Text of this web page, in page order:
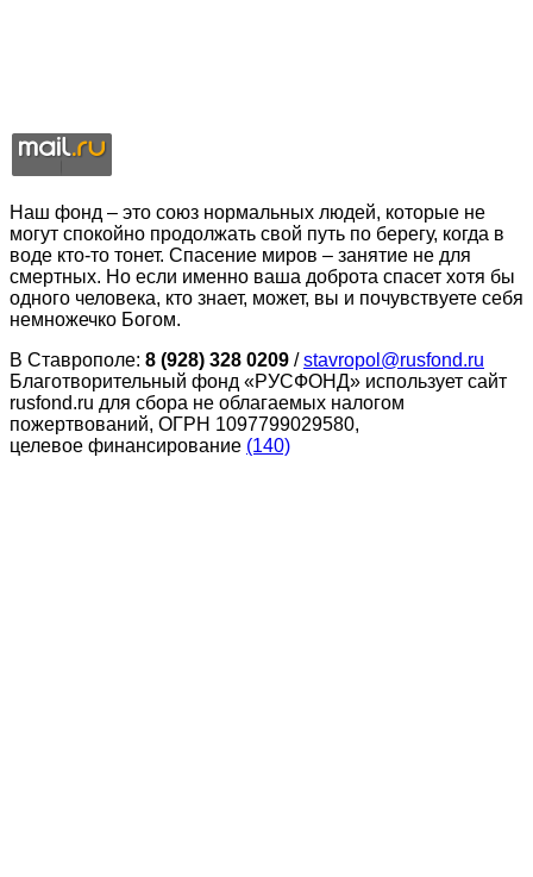
Наш фонд – это союз нормальных людей, которые не
могут спокойно продолжать свой путь по берегу, когда в
воде кто-то тонет. Спасение миров – занятие не для
смертных. Но если именно ваша доброта спасет хотя бы
одного человека, кто знает, может, вы и почувствуете себя
немножечко Богом.
В Ставрополе: 8 (928) 328 0209 /stavropol@rusfond.ru
Благотворительный фонд «РУСФОНД» использует сайт
rusfond.ru для сбора не облагаемых налогом
пожертвований, ОГРН 1097799029580,
целевое финансирование (140)